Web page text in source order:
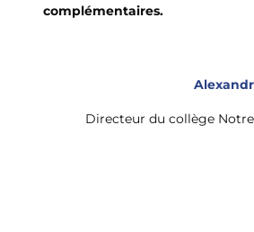
complémentaires.
Directeur du collège